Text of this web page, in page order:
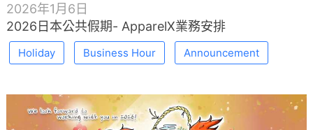
2026年1月6日
2026日本公共假期- ApparelX業務安排
Holiday Business Hour Announcement